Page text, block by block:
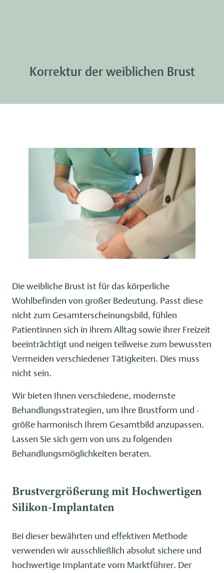
Korrektur der weiblichen Brust
Die weibliche Brust ist für das körperliche
Wohlbefinden von großer Bedeutung. Passt diese
nicht zum Gesamterscheinungsbild, fühlen
Patientinnen sich in ihrem Alltag sowie ihrer Freizeit
beeinträchtigt und neigen teilweise zum bewussten
Vermeiden verschiedener Tätigkeiten. Dies muss
nicht sein.
Wir bieten Ihnen verschiedene, modernste
Behandlungsstrategien, um Ihre Brustform und -
größe harmonisch Ihrem Gesamtbild anzupassen.
Lassen Sie sich gern von uns zu folgenden
Behandlungsmöglichkeiten beraten.
Brustvergrößerung mit Hochwertigen
Silikon-Implantaten
Bei dieser bewährten und effektiven Methode
verwenden wir ausschließlich absolut sichere und
hochwertige Implantate vom Marktführer. Der